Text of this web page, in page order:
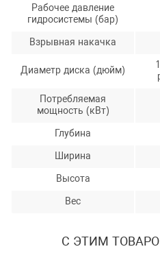
Рабочее давление
гидросистемы (бар)
Взрывная накачка
Диаметр диска (дюйм)
Потребляемая
мощность (кВт)
Глубина
Ширина
Высота
Вес
С ЭТИМ
Уменьшить
на
еденицу